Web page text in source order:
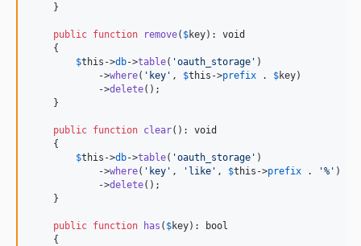
    }
public function remove( $key): void
    {
$this ->db->table( 'oauth_storage ' )
            ->
where( ' key ' , $this ->prefix . $key)
            ->
delete();
    }
public function clear(): void
    {
$this ->db->table( 'oauth_storage ' )
            ->
where( ' key ' , ' like ' , $this ->prefix . '% ' )
            ->
delete();
    }
public function has ( $key):
bool
    {